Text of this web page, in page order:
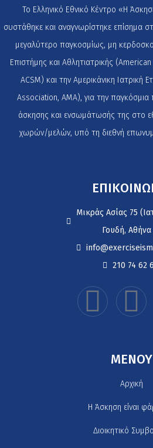
Το Ελληνικό Εθνικό Κέντρο «Η
συστάθηκε και αναγνωρίστηκε επίσημα
μεγαλύτερο παγκοσμίως, μη
Επιστήμης και Αθλητιατρικής
ACSM) και την Αμερικάνικη Ιατρική
Association, AMA), για την
άσκησης και ενσωμάτωσής της στο
χωρών/μελών, υπό τη διεθνή
Μικράς Ασίας 75
Γουδή, Αθήνα
210 74 62
MENOY
Αρχική
H Άσκηση είναι
Διοικητικό